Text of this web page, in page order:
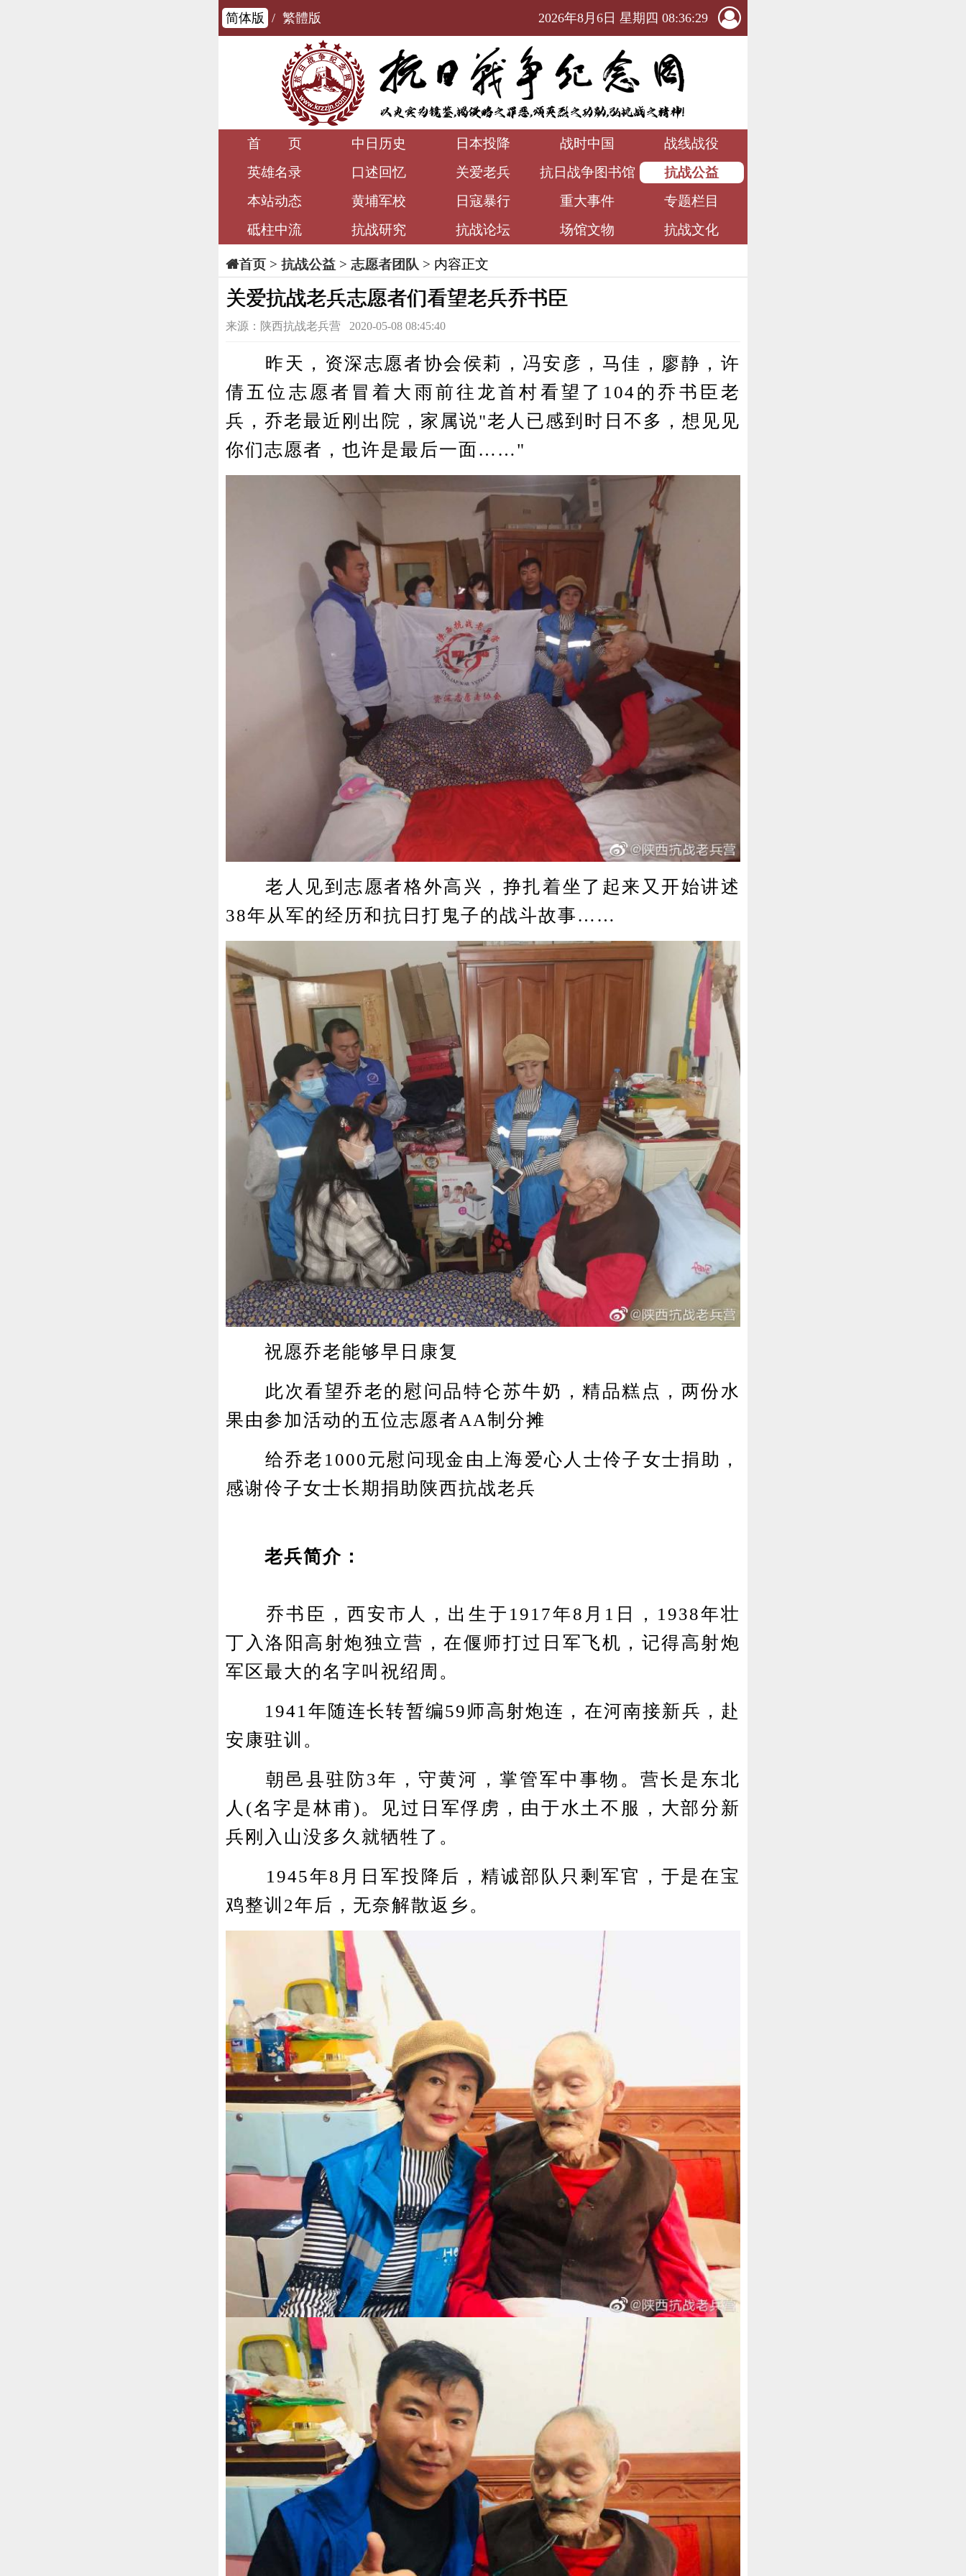
简体版 / 繁體版 2026年8月6日 星期四 08:36:31
首 页 中日历史 日本投降 战时中国
战线战役
英雄名录
口述回忆 关爱老兵 抗日战争图书馆
抗战公益
本站动态
黄埔军校 日寇暴行 重大事件
专题栏目
砥柱中流
抗战研究 抗战论坛 场馆文物 抗战文化
首页> 抗战公益 > 志愿者团队 > 内容正文
关爱抗战老兵志愿者们看望老兵乔书臣
来源：陕西抗战老兵营 2020-05-08 08:45:40
昨天，资深志愿者协会侯莉，冯安彦，马佳，廖静，许
倩五位志愿者冒着大雨前往龙首村看望了104的乔书臣老
兵，乔老最近刚出院，家属说"老人已感到时日不多，想见见
你们志愿者，也许是最后一面……"
老人见到志愿者格外高兴，挣扎着坐了起来又开始讲述
38年从军的经历和抗日打鬼子的战斗故事……
祝愿乔老能够早日康复
此次看望乔老的慰问品特仑苏牛奶，精品糕点，两份水
果由参加活动的五位志愿者AA制分摊
给乔老1000元慰问现金由上海爱心人士伶子女士捐助，
感谢伶子女士长期捐助陕西抗战老兵
老兵简介：
乔书臣，西安市人，出生于1917年8月1日，1938年壮
丁入洛阳高射炮独立营，在偃师打过日军飞机，记得高射炮
军区最大的名字叫祝绍周。
1941年随连长转暂编59师高射炮连，在河南接新兵，赴
安康驻训。
朝邑县驻防3年，守黄河，掌管军中事物。营长是东北
人(名字是林甫)。见过日军俘虏，由于水土不服，大部分新
兵刚入山没多久就牺牲了。
1945年8月日军投降后，精诚部队只剩军官，于是在宝
鸡整训2年后，无奈解散返乡。